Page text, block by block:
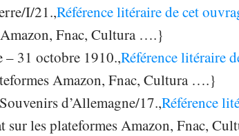
I/21.,Référence litéraire de cet
Fnac, Cultura ….}
– 31 octobre 1910.,Référence litéraire
Amazon, Fnac, Cultura ….}
d’Allemagne/17.,Référence
sur les plateformes Amazon, Fnac,